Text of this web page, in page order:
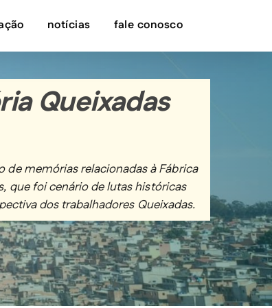
notícias fale conosco
Queixadas
de memórias relacionadas à Fábrica
que foi cenário de lutas históricas
dos trabalhadores Queixadas.